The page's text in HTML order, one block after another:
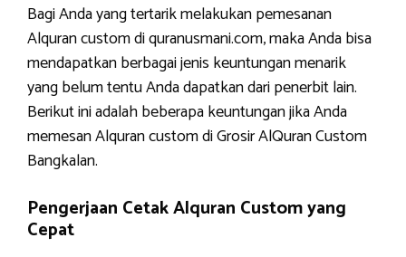
Bagi Anda yang tertarik melakukan pemesanan
Alquran custom di quranusmani.com, maka Anda bisa
mendapatkan berbagai jenis keuntungan menarik
yang belum tentu Anda dapatkan dari penerbit lain.
Berikut ini adalah beberapa keuntungan jika Anda
memesan Alquran custom di Grosir AlQuran Custom
Bangkalan.
Pengerjaan Cetak Alquran Custom yang
Cepat